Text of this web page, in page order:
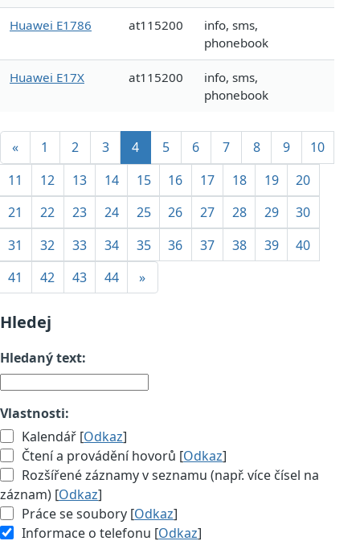
Huawei E1786 at115200
info, sms,
phonebook
Huawei E17X at115200
info, sms,
phonebook
« 1 2 3 4 5 6 7 8 9
10
11
12 13 14 15 16 17 18 19
20
21
22 23 24 25 26 27 28 29
30
31
32 33 34 35 36 37 38 39
40
41
42 43 44 »
Hledej
Hledaný text:
Vlastnosti:
Kalendář [Odkaz]
Čtení a provádění hovorů [Odkaz]
Rozšířené záznamy v seznamu (např. více čísel na
záznam) [Odkaz]
Práce se soubory [Odkaz]
Informace o telefonu [Odkaz]